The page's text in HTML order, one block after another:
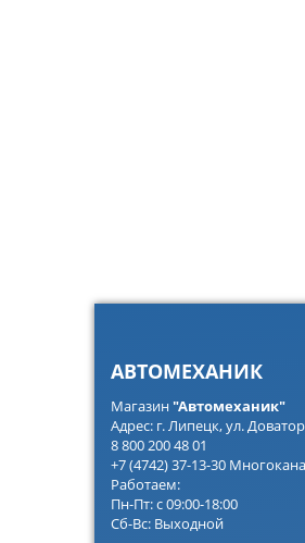
АВТОМЕХАНИК
Магазин"Автомеханик"
Адрес: г. Липецк, ул.
8 800 200 48 01
+7 (4742) 37-13-30
Работаем:
Пн-Пт: с 09:00-18:00
Сб-Вс: Выходной